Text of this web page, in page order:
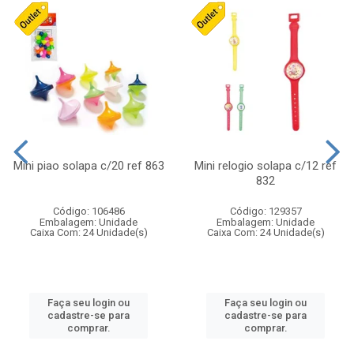
Mini piao solapa c/20 ref 863
Código: 106486
Embalagem: Unidade
Caixa Com: 24 Unidade(s)
Faça seu login ou
cadastre-se para
comprar.
Mini relogio solapa c/12 ref
832
Código: 129357
Embalagem: Unidade
Caixa Com: 24 Unidade(s)
Faça seu login ou
cadastre-se para
comprar.